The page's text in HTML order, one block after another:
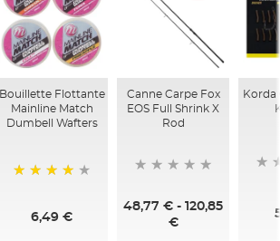
Bouillette Flottante
Mainline Match
Dumbell Wafters
6,49 €
Canne Carpe Fox
EOS Full Shrink X
Rod
48,77 € -120,85
€
Korda